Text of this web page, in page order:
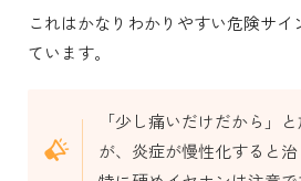
これはかなりわかりやすい危険サ
ています。
「少し痛いだけだから」
が、炎症が慢性化すると治